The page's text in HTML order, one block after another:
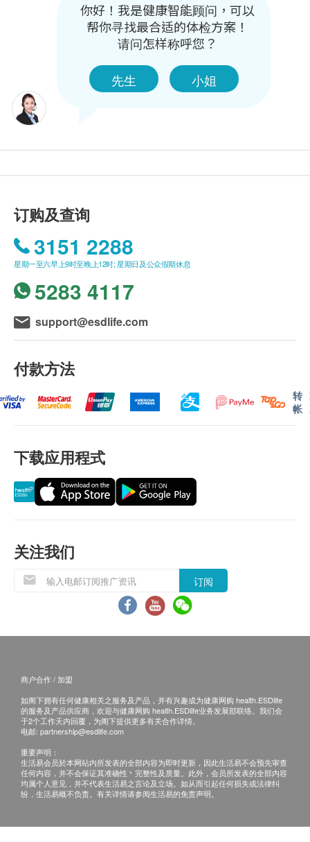
你好！我是健康智能顾问，可以
帮你寻找最合适的体检方案！
请问怎样称呼您？
先生 小姐
订购及查询
3151 2288
星期一至六早上9时至晚上12时; 星期日及公众假期休息
5283 4117
support@esdlife.com
付款方法
转
帐
下载应用程式
关注我们
订阅
商户合作 / 加盟
如阁下拥有任何健康相关之服务及产品，并有兴趣成为健康网购 health.ESDlife
的服务及产品供应商，欢迎与健康网购 health.ESDlife业务发展部联络。我们会
于2个工作天内回覆，为阁下提供更多有关合作详情。
电邮: partnership@esdlife.com
重要声明：
生活易会员於本网站内所发表的全部内容为即时更新，因此生活易不会预先审查
任何内容，并不会保证其准确性丶完整性及质量。此外，会员所发表的全部内容
均属个人意见，并不代表生活易之言论及立场。如从而引起任何损失或法律纠
纷，生活易概不负责。有关详情请参阅生活易的免责声明。